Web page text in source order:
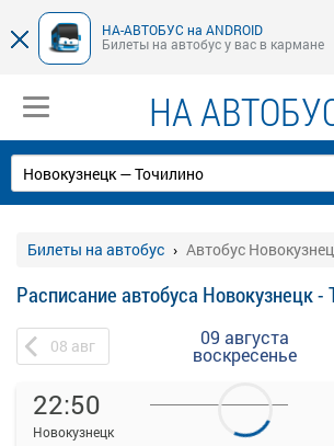
НА-АВТОБУС на ANDROID
Билеты на автобус у вас в кармане
НА
Билеты на автобус Автобус
Расписание автобуса Новокузнецк -
08 авг 09 августа
воскресенье
22:50
Новокузнецк